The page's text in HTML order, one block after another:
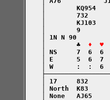
│        KQ954
│        732
│        KJ103
│        9
│ 1N N 90
    │        ♣
♦  ♥
│ NS     7  6  6
│ E      5  6  7
│ W      :  :  6
│ 17     832
│ North  K83
│ None   AJ65